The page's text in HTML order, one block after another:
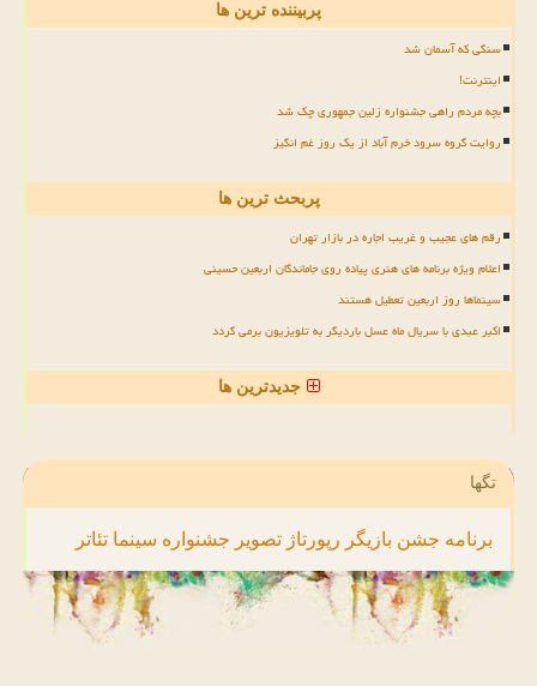
پربیننده ترین ها
سنگی که آسمان شد
اینترنت!
بچه مردم راهی جشنواره زلین جمهوری چک شد
روایت گروه سرود خرم آباد از یک روز غم انگیز
پربحث ترین ها
رقم های عجیب و غریب اجاره در بازار تهران
اعلام ویژه برنامه های هنری پیاده روی جاماندگان اربعین حسینی
سینماها روز اربعین تعطیل هستند
اکبر عبدی با سریال ماه عسل باردیگر به تلویزیون برمی گردد
جدیدترین ها
تگها
برنامه جشن بازیگر رپورتاژ تصویر جشنواره سینما تئاتر